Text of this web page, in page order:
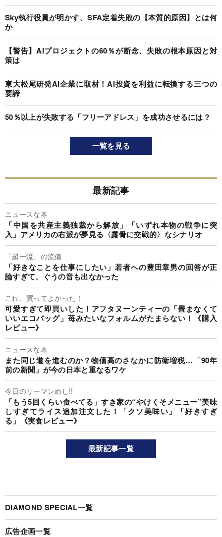
Sky執行役員が明かす、SFA定着失敗の【本質的原因】とは何
か
【警告】AIプロジェクトの60％が断念、失敗の根本原因と対
策は
東大松尾研発AI企業に取材！AI投資を利益に転換する三つの
要諦
50％以上が失敗する「フリーアドレス」を成功させるには？
一覧を見る
最新記事
ニュースな本
「中国を共産主義独裁から解放」「いずれ本物の戦争に突
入」アメリカの右派が夢見る〈露骨に交戦的〉なシナリオ
「超一流」の流儀
「好きなことを仕事にしたい」若者への豊田章男の回答が正
論すぎて、ぐうの音も出なかった
これ、買ってよかった！
可愛すぎて即買いした！アフタヌーンティーの「畳まなくて
いいエコバッグ」苺みたいなフォルムがたまらない！《購入
レビュー》
ニュースな本
また同じ道を進むのか？物価高のさなかに防衛増税…「90年
前の新聞」が今の日本と重なるワケ
今日のリーマンめし!!
「もう5回くらい食べてる」すき家の“やけくそメニュー”美味
しすぎてライス追加注文した！「クソ美味い」「好きすぎ
る」《実食レビュー》
最新記事一覧
DIAMOND SPECIAL一覧
広告企画一覧